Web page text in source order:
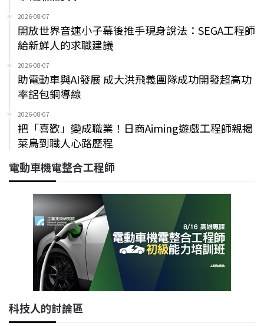
2026-08-07
開放世界音速小子幕後推手現身說法：SEGA工程師
給新鮮人的求職建議
2026-08-07
助電動車與AI發展 成大洪飛義團隊成功開發超高功
率鋁包銅導線
2026-08-07
把「喜歡」變成職業！日商Aiming遊戲工程師親揭
菜鳥到職人心路歷程
電動車機電整合工程師
科技人的討論區